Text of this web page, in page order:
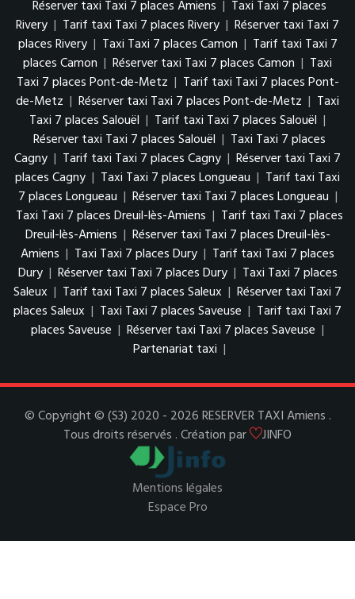
Réserver taxi Taxi 7 places Amiens | Taxi Taxi 7 places
Rivery | Tarif taxi Taxi 7 places Rivery | Réserver taxi Taxi 7
places Rivery | Taxi Taxi 7 places Camon | Tarif taxi Taxi 7
places Camon | Réserver taxi Taxi 7 places Camon | Taxi
Taxi 7 places Pont-de-Metz | Tarif taxi Taxi 7 places Pont-
de-Metz | Réserver taxi Taxi 7 places Pont-de-Metz | Taxi
Taxi 7 places Salouël | Tarif taxi Taxi 7 places Salouël |
Réserver taxi Taxi 7 places Salouël | Taxi Taxi 7 places
Cagny | Tarif taxi Taxi 7 places Cagny | Réserver taxi Taxi 7
places Cagny | Taxi Taxi 7 places Longueau | Tarif taxi Taxi
7 places Longueau | Réserver taxi Taxi 7 places Longueau |
Taxi Taxi 7 places Dreuil-lès-Amiens | Tarif taxi Taxi 7 places
Dreuil-lès-Amiens | Réserver taxi Taxi 7 places Dreuil-lès-
Amiens | Taxi Taxi 7 places Dury | Tarif taxi Taxi 7 places
Dury | Réserver taxi Taxi 7 places Dury | Taxi Taxi 7 places
Saleux | Tarif taxi Taxi 7 places Saleux | Réserver taxi Taxi 7
places Saleux | Taxi Taxi 7 places Saveuse | Tarif taxi Taxi 7
places Saveuse | Réserver taxi Taxi 7 places Saveuse |
Partenariat taxi |
© Copyright © (S3) 2020 - 2026 RESERVER TAXI Amiens .
Tous droits réservés . Création par
JINFO
Mentions légales
Espace Pro